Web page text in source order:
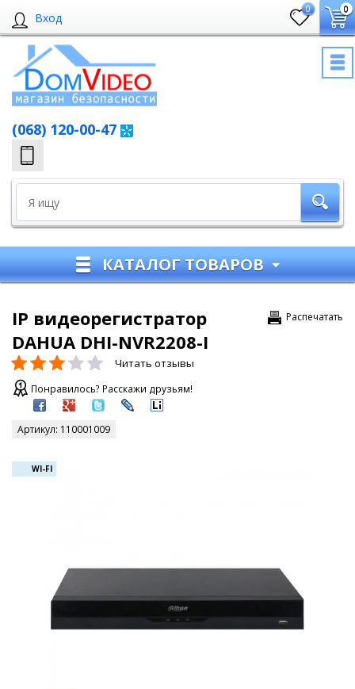
Вход
0 0
(068) 120-00-47
КАТАЛОГ ТОВАРОВ
Распечатать
IP видеорегистратор
DAHUA DHI-NVR2208-I
Читать отзывы
Понравилось? Расскажи друзьям!
Артикул: 110001009
WI-FI